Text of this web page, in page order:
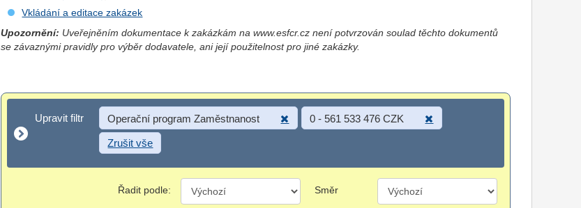
Vkládání a editace zakázek
Upozornění: Uveřejněním dokumentace k zakázkám na www.esfcr.cz není potvrzován soulad těchto dokumentů
se závaznými pravidly pro výběr dodavatele, ani její použitelnost pro jiné zakázky.
Upravit filtr
Upravit filtr Operační program Zaměstnanost 0 - 561 533 476 CZK
Zrušit vše
Řadit podle: Směr